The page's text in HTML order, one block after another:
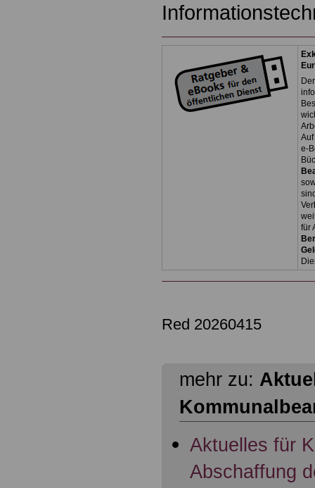
e-
Ver
für
Red 20260415
mehr zu:
Aktuelles für
Abschaffung